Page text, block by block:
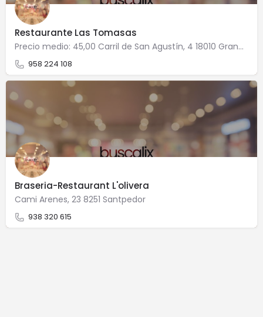
Restaurante Las Tomasas
Precio medio: 45,00 Carril de San Agustín, 4 18010 Granada
958 224 108
Braseria-Restaurant L'olivera
Cami Arenes, 23 8251 Santpedor
938 320 615